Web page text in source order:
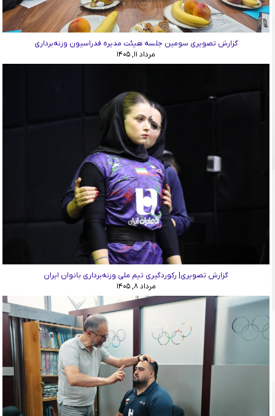
گزارش تصویری سومین جلسه هیئت مدیره فدراسیون وزنه‌برداری
مرداد ۱۱, ۱۴۰۵
گزارش تصویری| رکوردگیری تیم ملی وزنه‌برداری بانوان ایران
مرداد ۸, ۱۴۰۵